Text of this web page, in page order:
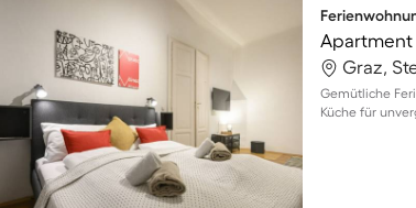
Apartment
Graz,
Gemütliche
Küche für